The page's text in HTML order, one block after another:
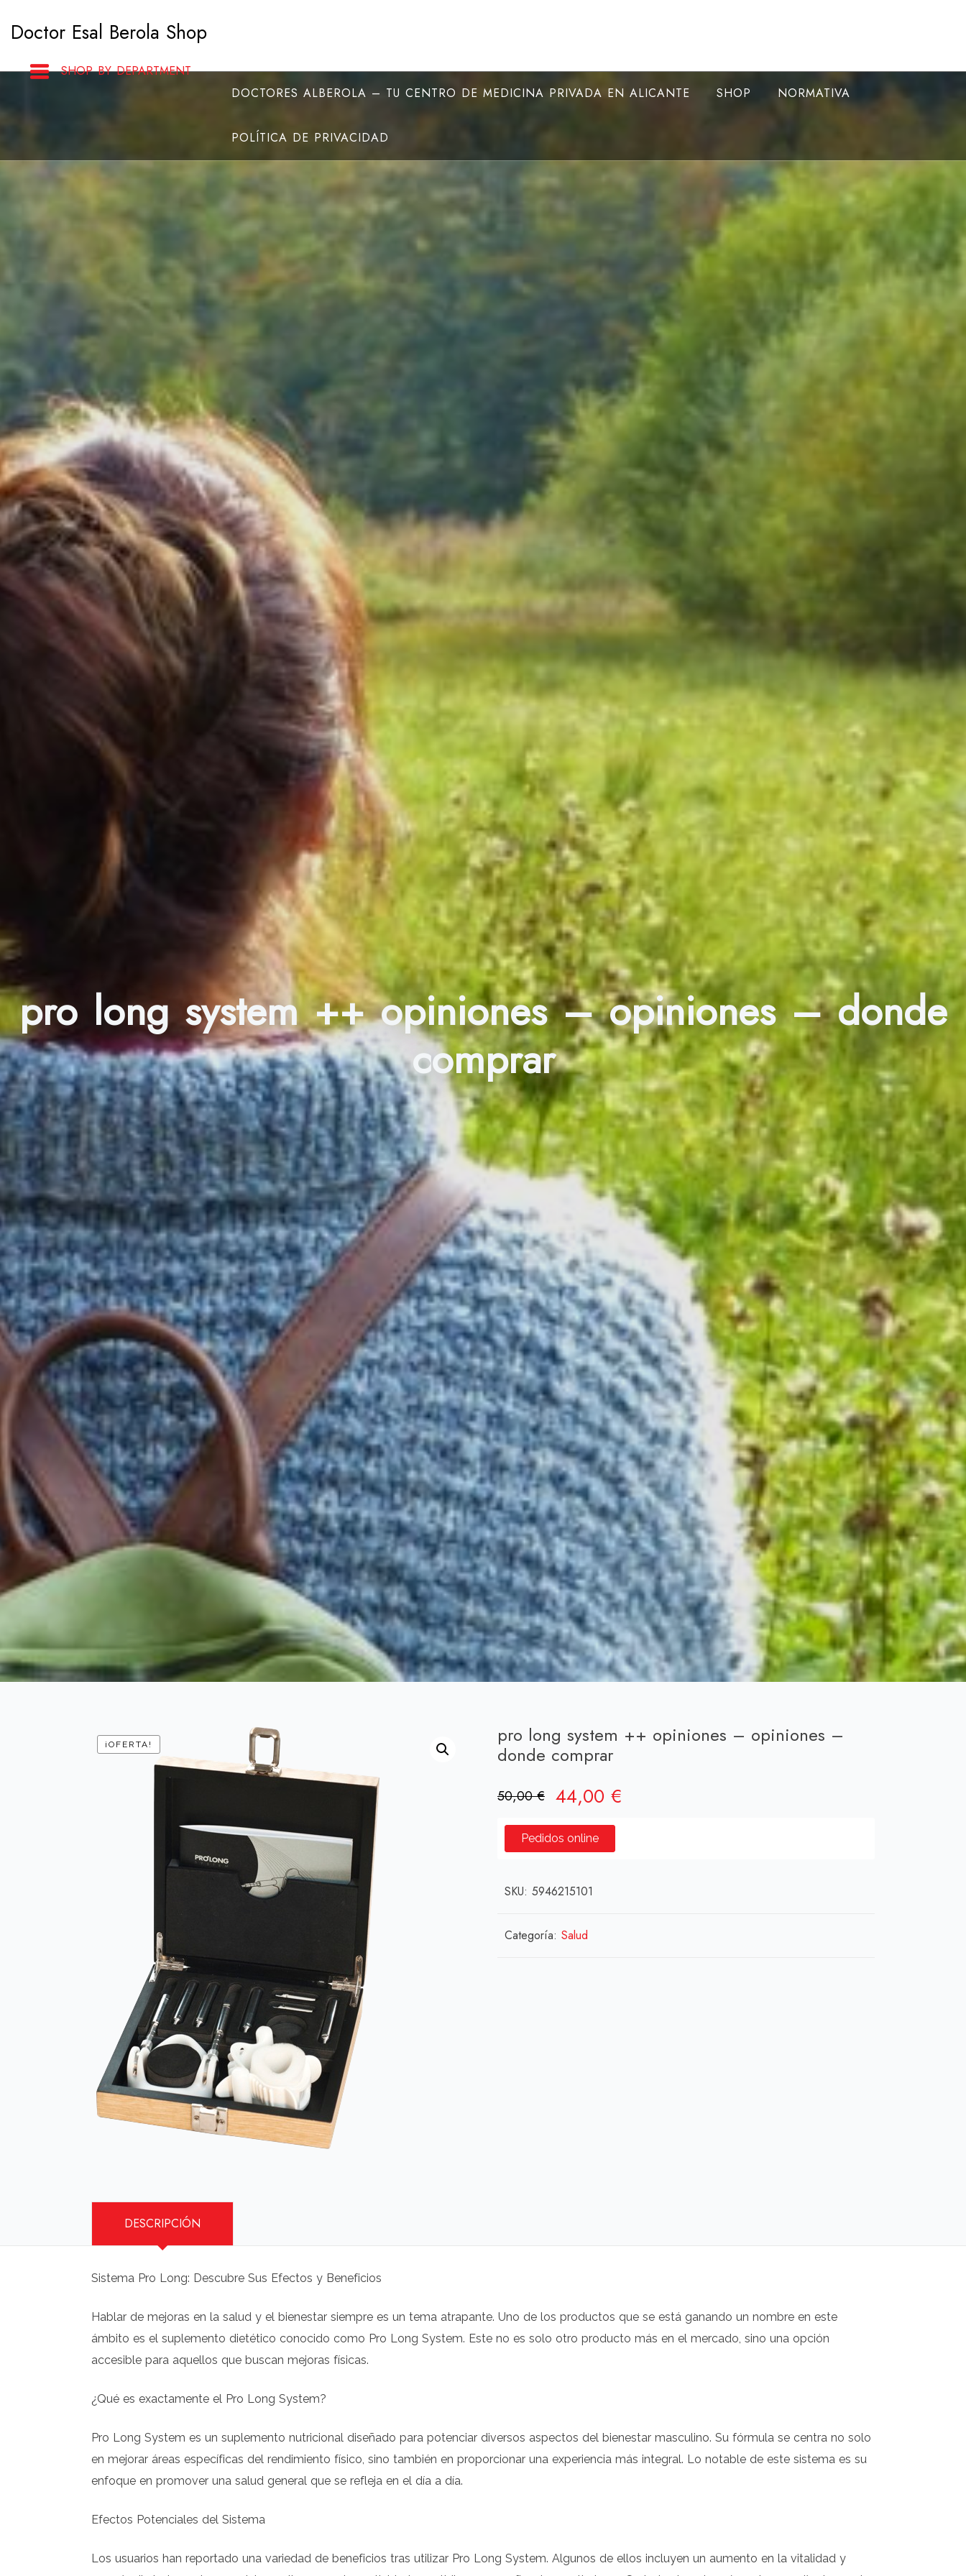
Doctor Esal Berola Shop
SHOP BY DEPARTMENT
DOCTORES ALBEROLA – TU CENTRO DE MEDICINA PRIVADA EN ALICANTE
SHOP NORMATIVA
POLÍTICA DE PRIVACIDAD
pro long system ++ opiniones – opiniones – donde
comprar
¡OFERTA!
pro long system ++ opiniones – opiniones –
donde comprar
50,00€ El
original
era:
50,00 €.
44,00 €
Pedidos online
SKU: 5946215101
Categoría: Salud
DESCRIPCIÓN
Sistema Pro Long: Descubre Sus Efectos y Beneficios
Hablar de mejoras en la salud y el bienestar siempre es un tema atrapante. Uno de los productos que se está ganando un nombre en este
ámbito es el suplemento dietético conocido como Pro Long System. Este no es solo otro producto más en el mercado, sino una opción
accesible para aquellos que buscan mejoras físicas.
¿Qué es exactamente el Pro Long System?
Pro Long System es un suplemento nutricional diseñado para potenciar diversos aspectos del bienestar masculino. Su fórmula se centra no solo
en mejorar áreas específicas del rendimiento físico, sino también en proporcionar una experiencia más integral. Lo notable de este sistema es su
enfoque en promover una salud general que se refleja en el día a día.
Efectos Potenciales del Sistema
Los usuarios han reportado una variedad de beneficios tras utilizar Pro Long System. Algunos de ellos incluyen un aumento en la vitalidad y